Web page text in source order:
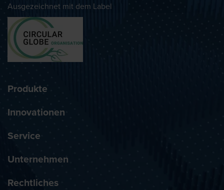
Ausgezeichnet mit dem Label
Produkte
Innovationen
Service
Unternehmen
Rechtliches